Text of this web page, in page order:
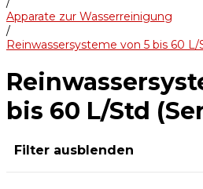
Apparate zur Wasserreinigung
/
Reinwassersysteme von 5 bis 60 L/
bis 60 L/Std
Filter ausblenden